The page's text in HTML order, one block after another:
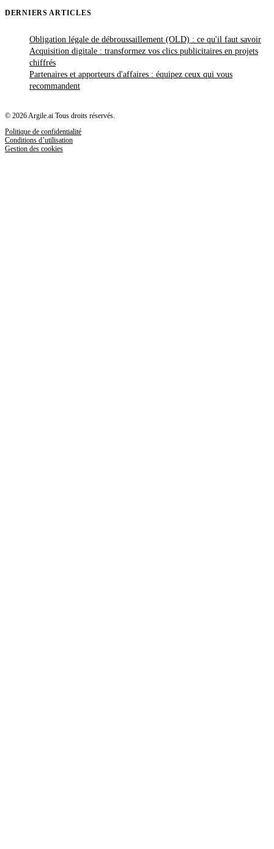
DERNIERS ARTICLES
Obligation légale de débroussaillement (OLD) : ce qu'il faut savoir
Acquisition digitale : transformez vos clics publicitaires en projets
chiffrés
Partenaires et apporteurs d'affaires : équipez ceux qui vous
recommandent
© 2026 Argile.ai Tous droits réservés.
Politique de confidentialité
Conditions d’utilisation
Gestion des cookies